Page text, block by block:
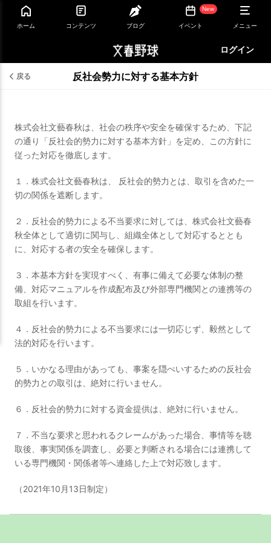
ホーム コンテンツ ブログ
New
イベント メニュー
ログイン
戻る 反社会勢力に対する基本方針
株式会社文藝春秋は、社会の秩序や安全を確保するため、下記
の通り「反社会的勢力に対する基本方針」を定め、この方針に
従った対応を徹底します。
１．株式会社文藝春秋は、 反社会的勢力とは、取引を含めた一
切の関係を遮断します。
２．反社会的勢力による不当要求に対しては、株式会社文藝春
秋全体として適切に関与し、組織全体として対応するととも
に、対応する者の安全を確保します。
３．本基本方針を実現すべく、有事に備えて必要な体制の整
備、対応マニュアルを作成配布及び外部専門機関との連携等の
取組を行います。
４．反社会的勢力による不当要求には一切応じず、毅然として
法的対応を行います。
５．いかなる理由があっても、事案を隠ぺいするための反社会
的勢力との取引は、絶対に行いません。
６．反社会的勢力に対する資金提供は、絶対に行いません。
７．不当な要求と思われるクレームがあった場合、事情等を聴
取後、事実関係を調査し、必要と判断される場合には連携して
いる専門機関・関係者等へ連絡した上で対応致します。
（2021年10月13日制定）